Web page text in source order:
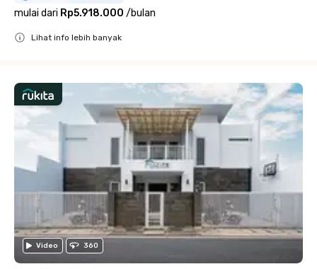
mulai dari Rp5.918.000 /bulan
Lihat info lebih banyak
Video 360